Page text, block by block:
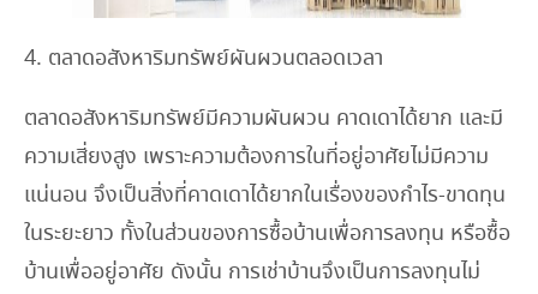
4. ตลาดอสังหาริมทรัพย์ผันผวนตลอดเวลา
ตลาดอสังหาริมทรัพย์มีความผันผวน คาดเดาได้ยาก และมี
ความเสี่ยงสูง เพราะความต้องการในที่อยู่อาศัยไม่มีความ
แน่นอน จึงเป็นสิ่งที่คาดเดาได้ยากในเรื่องของกำไร-ขาดทุน
ในระยะยาว ทั้งในส่วนของการซื้อบ้านเพื่อการลงทุน หรือซื้อ
บ้านเพื่ออยู่อาศัย ดังนั้น การเช่าบ้านจึงเป็นการลงทุนไม่